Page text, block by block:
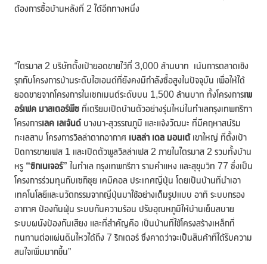
ต้องการซื้อบ้านหลังที่ 2 ได้อีกทางหนึ่ง
“ไตรมาส 2 บริษัทตั้งเป้ายอดขายไว้ที่ 3,000 ล้านบาท เน้นการตลาดเชิง
รุกกับโครงการบ้านระดับไฮเอนด์ที่ยังคงมีกำลังซื้อสูงในปัจจุบัน เพื่อให้ได้
ยอดขายจากโครงการในเซกเมนต์ระดับบน 1,500 ล้านบาท ทั้งโครงการเพ
อร์เฟค มาสเตอร์พีซ ที่เตรียมเปิดบ้านตัวอย่างรุ่นใหม่ในทำเลกรุงเทพกรีฑา
โครงการเลค เลเจ้นด์บางนา-สุวรรณภูมิ และแจ้งวัฒนะ ที่มีคฤหาสน์ริม
ทะเลสาบ โครงการวิลล่าตากอากาศ เบลล่า เดล มอนเต้เขาใหญ่ ที่ตั้งเป้า
ปิดการขายเฟส 1 และเปิดตัวพูลวิลล่าเฟส 2 ภายในไตรมาส 2 รวมทั้งบ้าน
หรู “ซิกเนเจอร์” ในทำเล กรุงเทพกรีฑา รามคำแหง และสุขุมวิท 77 ซึ่งเป็น
โครงการร่วมทุนกับเซกิซุย เคมิคอล ประเทศญี่ปุ่น โดยเป็นบ้านที่นำเอา
เทคโนโลยีและนวัตกรรมจากญี่ปุ่นมาใช้อย่างเต็มรูปแบบ อาทิ ระบบกรอง
อากาศ ป้องกันฝุ่น ระบบกันความร้อน ปรับอุณหภูมิให้บ้านเย็นสบาย
ระบบผนังป้องกันเสียง และที่สำคัญคือ เป็นบ้านที่ใช้โครงสร้างเหล็กที่
ทนทานต่อแผ่นดินไหวได้ถึง 7 ริกเตอร์ ซึ่งคาดว่าจะเป็นสินค้าที่ได้รับความ
สนใจเพิ่มมากขึ้น”